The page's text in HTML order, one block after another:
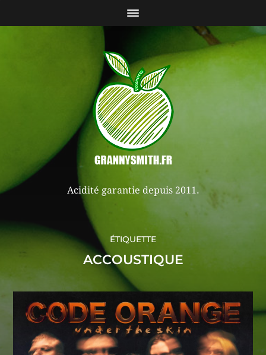
Acidité garantie depuis 2011.
ÉTIQUETTE
ACCOUSTIQUE